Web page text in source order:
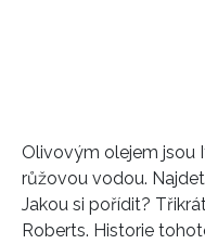
Olivovým olejem jsou
růžovou vodou.
Jakou si pořídit?
Roberts. Historie